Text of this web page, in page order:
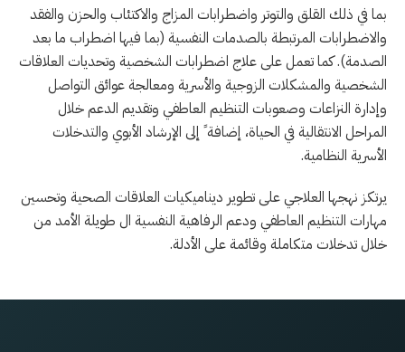
بما في ذلك القلق والتوتر واضطرابات المزاج والاكتئاب والحزن والفقد
والاضطرابات المرتبطة بالصدمات النفسية (بما فيها اضطراب ما بعد
الصدمة). كما تعمل على علاج اضطرابات الشخصية وتحديات العلاقات
الشخصية والمشكلات الزوجية والأسرية ومعالجة عوائق التواصل
وإدارة النزاعات وصعوبات التنظيم العاطفي وتقديم الدعم خلال
المراحل الانتقالية في الحياة، إضافة ً إلى الإرشاد الأبوي والتدخلات
الأسرية النظامية.
يرتكز نهجها العلاجي على تطوير ديناميكيات العلاقات الصحية وتحسين
مهارات التنظيم العاطفي ودعم الرفاهية النفسية ال طويلة الأمد من
خلال تدخلات متكاملة وقائمة على الأدلة.